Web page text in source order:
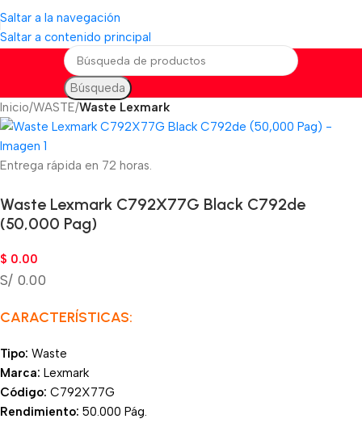
Saltar a la navegación
Saltar a contenido principal
Búsqueda
Inicio WASTE Waste Lexmark
Entrega rápida en 72 horas.
Waste Lexmark C792X77G Black C792de
(50,000 Pag)
$ 0.00
S/ 0.00
CARACTERÍSTICAS:
Tipo: Waste
Marca: Lexmark
Código: C792X77G
Rendimiento: 50.000 Pág.